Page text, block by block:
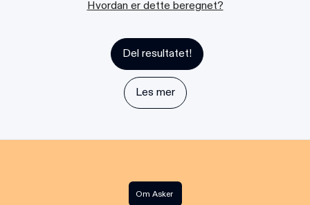
Hvordan er dette beregnet?
Del resultatet!
Les mer
Om Asker